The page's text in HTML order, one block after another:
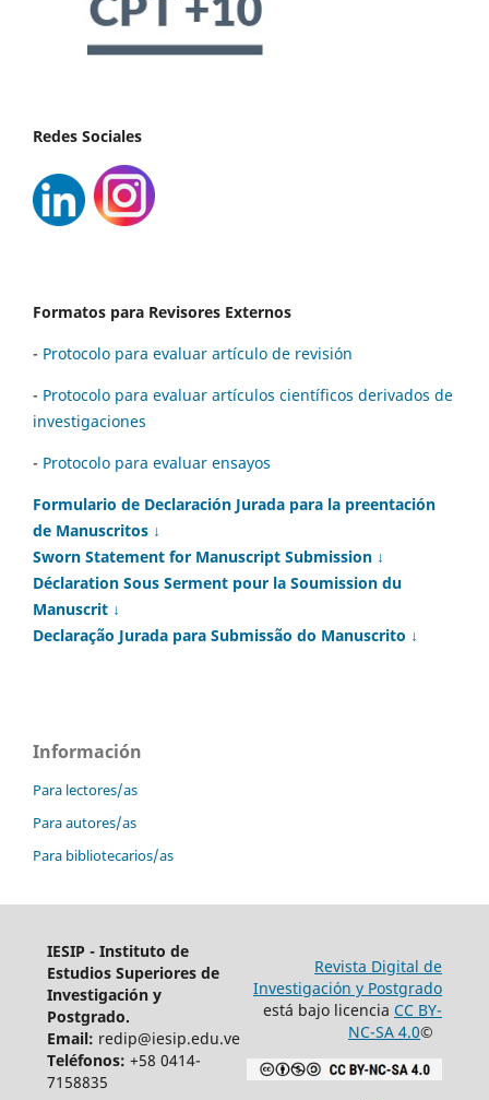
Redes Sociales
Formatos para Revisores Externos
- Protocolo para evaluar artículo de revisión
- Protocolo para evaluar artículos científicos derivados de
investigaciones
- Protocolo para evaluar ensayos
Formulario de Declaración Jurada para la preentación
de Manuscritos ↓
Sworn Statement for Manuscript Submission ↓
Déclaration Sous Serment pour la Soumission du
Manuscrit ↓
Declaração Jurada para Submissão do Manuscrito ↓
Información
Para lectores/as
Para autores/as
Para bibliotecarios/as
IESIP - Instituto de
Estudios Superiores de
Investigación y
Postgrado.
Email: redip@iesip.edu.ve
Teléfonos: +58 0414-
7158835
Revista Digital de
Investigación y Postgrado
está bajo licencia CC BY-
NC-SA 4.0©